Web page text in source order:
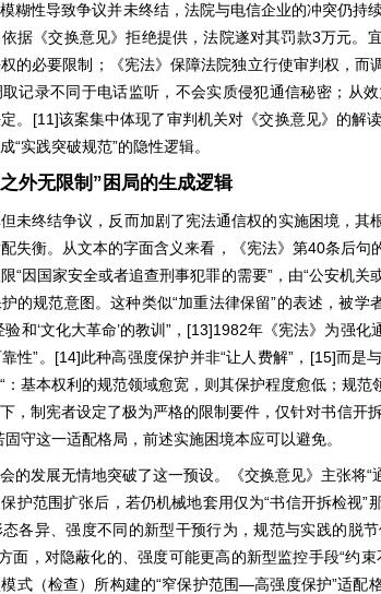
模糊性导致争议并未终结，法院与电信企业的冲突仍持
据《交换意见》拒绝提供，法院遂对其罚款3万元。
的必要限制；《宪法》保障法院独立行使审判权，
记录不同于电话监听，不会实质侵犯通信秘密；从
。 [11]该案集中体现了审判机关对《交换意见》的解
“实践突破规范”的隐性逻辑。
外无限制 ” 困局的生成逻辑
但未终结争议，反而加剧了宪法通信权的实施困境，
失衡。从文本的字面含义来看，《宪法》第40条后句
“因国家安全或者追查刑事犯罪的需要”，由“公安机关
的规范意图。这种类似“加重法律保留”的表述，被学
验和‘文化大革命’的教训” ， [13]1982年《宪法》为强化
性”。 [14]此种高强度保护并非“让人费解” ， [15]而是
“ ：基本权利的规范领域愈宽，则其保护程度愈低；规范
，制宪者设定了极为严格的限制要件，仅针对书信开
守这一适配格局，前述实施困境本应可以避免。
的发展无情地突破了这一预设。《交换意见》主张将“
护范围扩张后，若仍机械地套用仅为“书信开拆检视”
各异、强度不同的新型干预行为，规范与实践的脱
面，对隐蔽化的、强度可能更高的新型监控手段“约束
模式（检查）所构建的“窄保护范围—高强度保护”适配